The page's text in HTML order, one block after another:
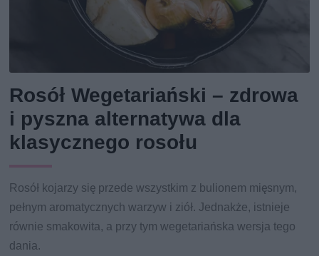
Rosół Wegetariański – zdrowa
i pyszna alternatywa dla
klasycznego rosołu
Rosół kojarzy się przede wszystkim z bulionem mięsnym,
pełnym aromatycznych warzyw i ziół. Jednakże, istnieje
równie smakowita, a przy tym wegetariańska wersja tego
dania.